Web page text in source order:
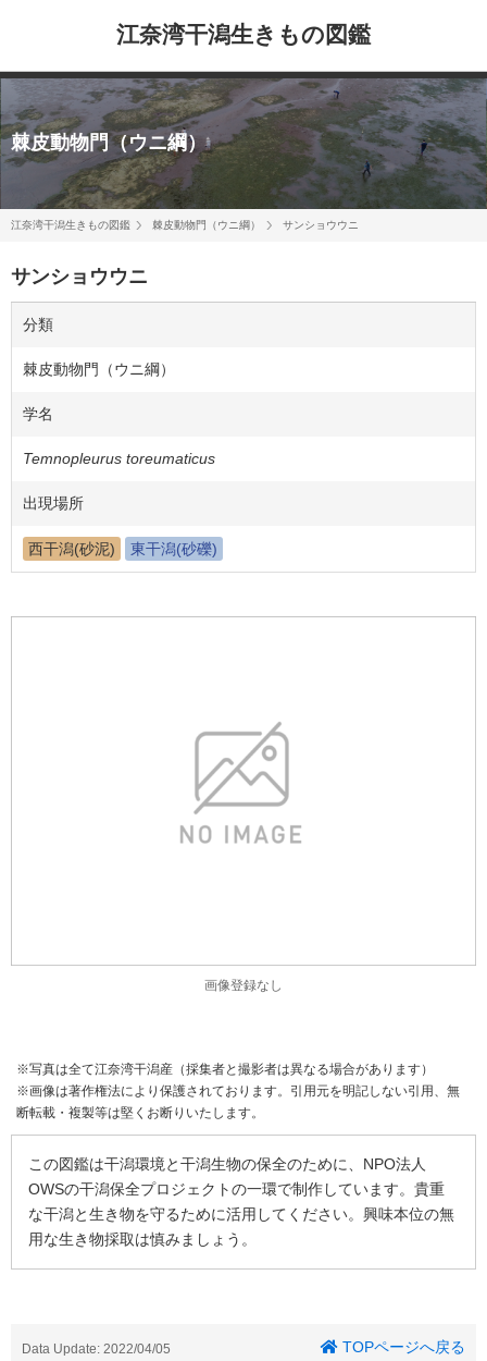
江奈湾干潟生きもの図鑑
棘皮動物門（ウニ綱）
江奈湾干潟生きもの図鑑 棘皮動物門（ウニ綱） サンショウウニ
サンショウウニ
分類
棘皮動物門（ウニ綱）
学名
Temnopleurus toreumaticus
出現場所
西干潟(砂泥) 東干潟(砂礫)
画像登録なし
※写真は全て江奈湾干潟産（採集者と撮影者は異なる場合があります）
※画像は著作権法により保護されております。引用元を明記しない引用、無
断転載・複製等は堅くお断りいたします。
この図鑑は干潟環境と干潟生物の保全のために、NPO法人
OWSの干潟保全プロジェクトの一環で制作しています。貴重
な干潟と生き物を守るために活用してください。興味本位の無
用な生き物採取は慎みましょう。
Data Update: 2022/04/05 TOPページへ戻る